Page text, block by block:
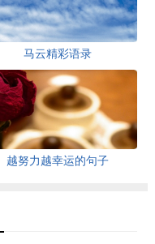
马云精彩语录
越努力越幸运的句子